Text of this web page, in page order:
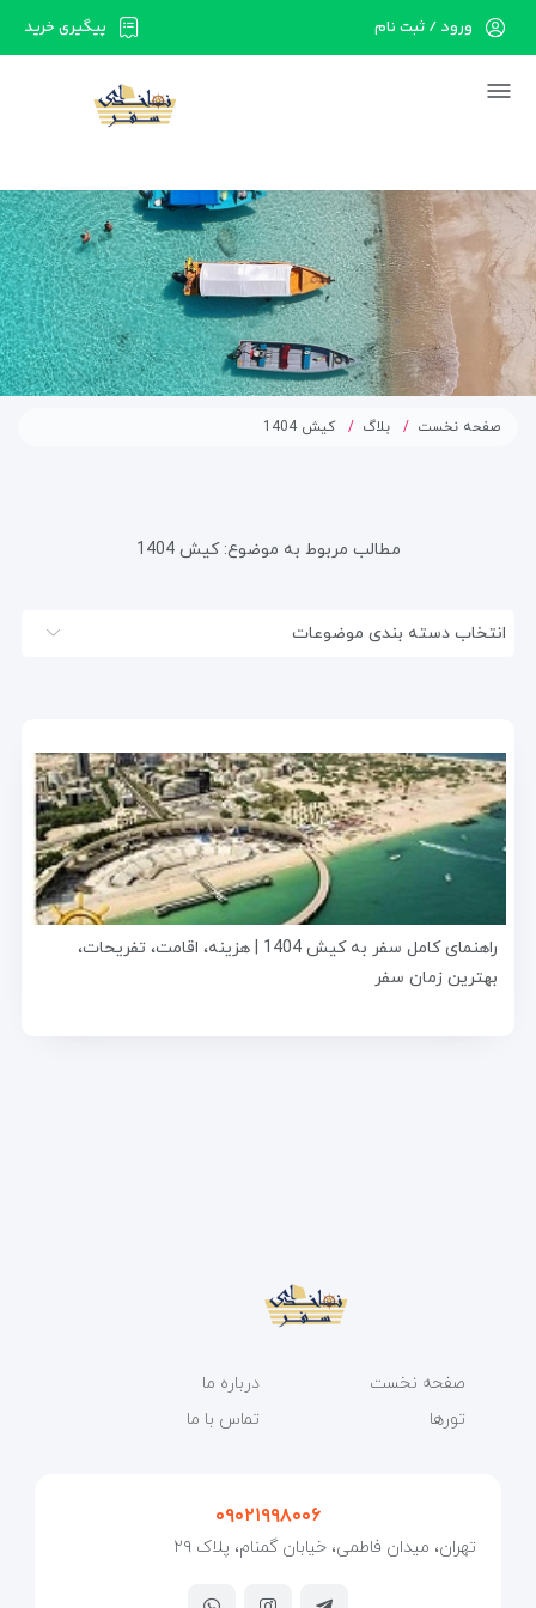
در حال حاضر ارتباط با سرور قطع می باشد لطفا
پیگیری خرید ورود / ثبت نام
صفحه نخست بلاگ کیش 1404
مطالب مربوط به موضوع:کیش 1404
انتخاب دسته بندی موضوعات
راهنمای کامل سفر به کیش 1404 | هزینه، اقامت، تفریحات،
بهترین زمان سفر
صفحه نخست
تورها
درباره ما
تماس با ما
۰۹۰۲۱۹۹۸۰۰۶
تهران، میدان فاطمی، خیابان گمنام، پلاک ۲۹